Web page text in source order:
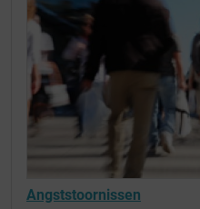
Angststoornissen